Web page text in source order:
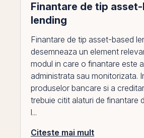
Finantare de tip
lending
Finantare de tip asset-based
desemneaza un element
modul in care o finantare este
administrata sau monitorizata.
produselor bancare si a
trebuie citit alaturi de finantare
l...
Citeste mai mult